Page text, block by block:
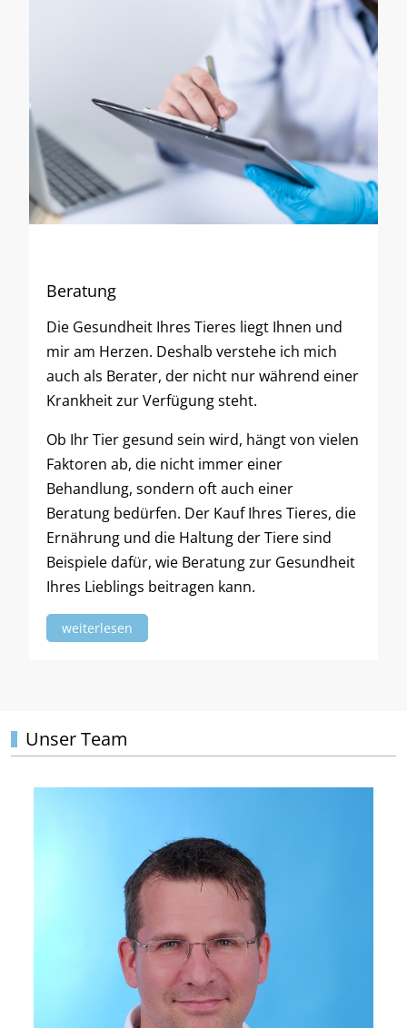
Beratung
Die Gesundheit Ihres Tieres liegt Ihnen und
mir am Herzen. Deshalb verstehe ich mich
auch als Berater, der nicht nur während einer
Krankheit zur Verfügung steht.
Ob Ihr Tier gesund sein wird, hängt von vielen
Faktoren ab, die nicht immer einer
Behandlung, sondern oft auch einer
Beratung bedürfen. Der Kauf Ihres Tieres, die
Ernährung und die Haltung der Tiere sind
Beispiele dafür, wie Beratung zur Gesundheit
Ihres Lieblings beitragen kann.
weiterlesen
Unser Team